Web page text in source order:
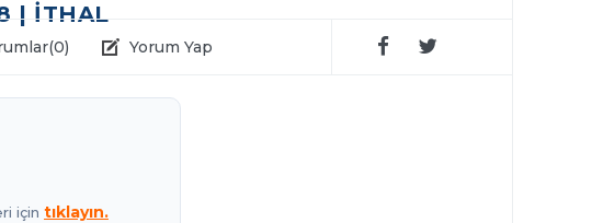
| İTHAL
(0) Yorum Yap
için tıklayın.